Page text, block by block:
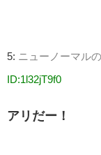
5: ニューノーマル
ID:1l32jT9f0
アリだー！